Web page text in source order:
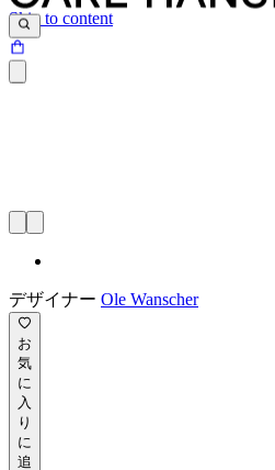
Skip to content
デザイナー Ole Wanscher
お
気
に
入
り
に
追